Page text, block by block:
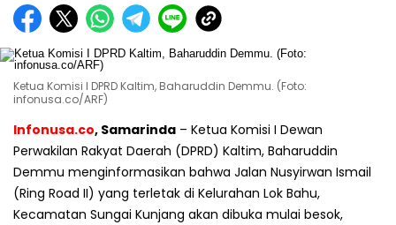
Ketua Komisi I DPRD Kaltim, Baharuddin Demmu. (Foto:
infonusa.co/ARF)
Infonusa.co, Samarinda – Ketua Komisi I Dewan
Perwakilan Rakyat Daerah (DPRD) Kaltim, Baharuddin
Demmu menginformasikan bahwa Jalan Nusyirwan Ismail
(Ring Road II) yang terletak di Kelurahan Lok Bahu,
Kecamatan Sungai Kunjang akan dibuka mulai besok,